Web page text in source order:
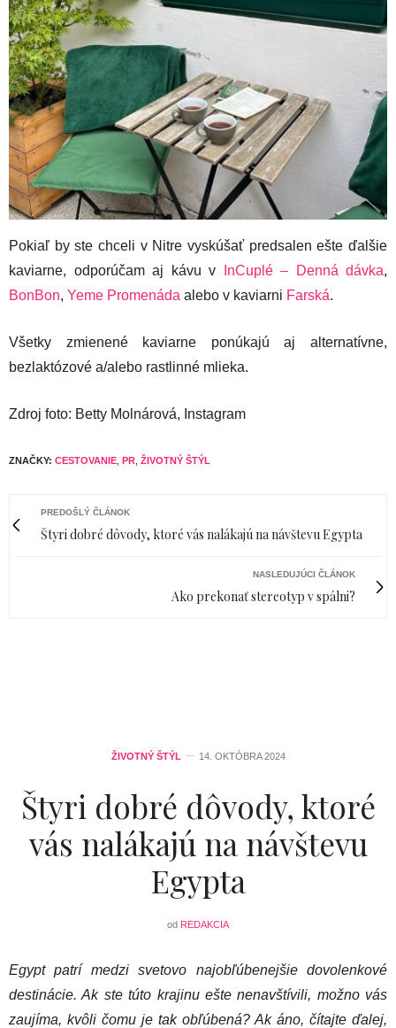
Pokiaľ by ste chceli v Nitre vyskúšať predsalen ešte ďalšie
kaviarne, odporúčam aj kávu v
InCuplé – Denná dávka,
BonBon, Yeme Promenáda alebo v kaviarni Farská.
Všetky zmienené kaviarne ponúkajú aj alternatívne,
bezlaktózové a/alebo rastlinné mlieka.
Zdroj foto: Betty Molnárová, Instagram
ZNAČKY: CESTOVANIE PR ŽIVOTNÝ ŠTÝL
PREDOŠLÝ ČLÁNOK
Štyri dobré dôvody, ktoré vás nalákajú na návštevu Egypta
NASLEDUJÚCI ČLÁNOK
Ako prekonať stereotyp v spálni?
ŽIVOTNÝ ŠTÝL 14. OKTÓBRA 2024
Štyri dobré dôvody, ktoré
vás nalákajú na návštevu
Egypta
od REDAKCIA
Egypt patrí medzi svetovo najobľúbenejšie dovolenkové
destinácie. Ak ste túto krajinu ešte nenavštívili, možno vás
zaujíma, kvôli čomu je tak obľúbená? Ak áno, čítajte ďalej,